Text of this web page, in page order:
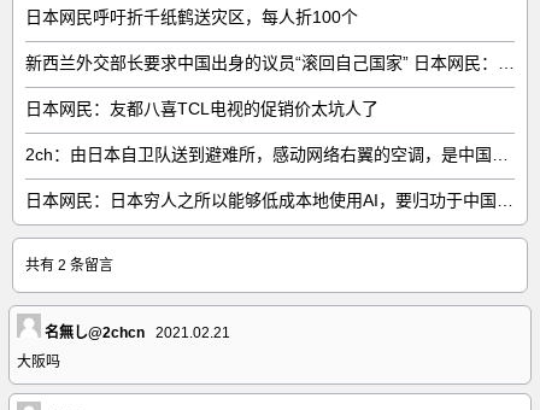
日本网民呼吁折千纸鹤送灾区，每人折100个
日本网民：友都八喜TCL电视的促销价太坑人了
共有 2 条留言
名無し@2chcn
2021.02.21
大阪吗